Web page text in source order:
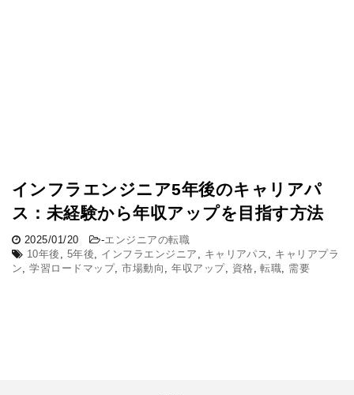
インフラエンジニア5年後のキャリアパ
ス：未経験から年収アップを目指す方法
2025/01/20 -エンジニアの転職
10年後 , 5年後, インフラエンジニア , キャリアパス , キャリアプラ
ン,学習ロードマップ,市場動向 ,年収アップ, 資格,転職, 需要